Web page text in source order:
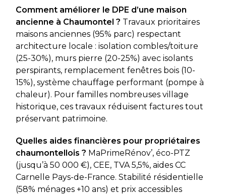
Comment améliorer le DPE d’une maison
ancienne à Chaumontel ? Travaux prioritaires
maisons anciennes (95% parc) respectant
architecture locale : isolation combles/toiture
(25-30%), murs pierre (20-25%) avec isolants
perspirants, remplacement fenêtres bois (10-
15%), système chauffage performant (pompe à
chaleur). Pour familles nombreuses village
historique, ces travaux réduisent factures tout
préservant patrimoine.
Quelles aides financières pour propriétaires
chaumontellois ? MaPrimeRénov’, éco-PTZ
(jusqu’à 50 000 €), CEE, TVA 5,5%, aides CC
Carnelle Pays-de-France. Stabilité résidentielle
(58% ménages +10 ans) et prix accessibles